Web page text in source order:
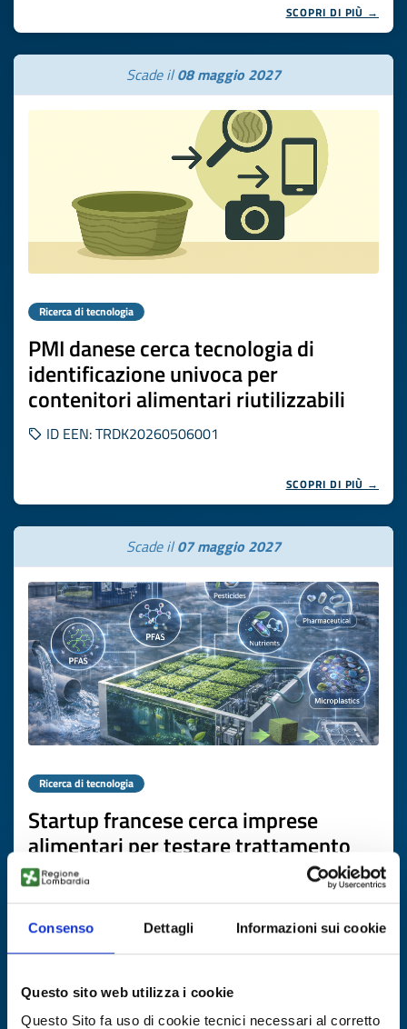
Consenso Dettagli Informazioni sui cookie
Questo sito web utilizza i cookie
Questo Sito fa uso di cookie tecnici necessari al corretto
SCOPRI DI PIÙ →
Scade il08 maggio 2027
Ricerca di tecnologia
PMI danese cerca tecnologia di
identificazione univoca per
contenitori alimentari riutilizzabili
ID EEN: TRDK20260506001
SCOPRI DI PIÙ →
Scade il07 maggio 2027
Ricerca di tecnologia
Startup francese cerca imprese
alimentari per testare trattamento
acque reflue con microalghe
ID EEN: TRFR20260424019
SCOPRI DI PIÙ →
Scade il07 maggio 2027